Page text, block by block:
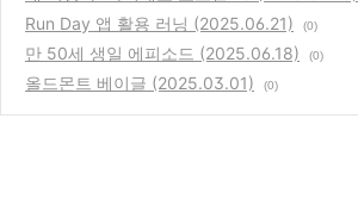
Run Day 앱 활용 러닝 (2025.06.21) (0)
만 50세 생일 에피소드 (2025.06.18) (0)
올드몬트 베이글 (2025.03.01) (0)